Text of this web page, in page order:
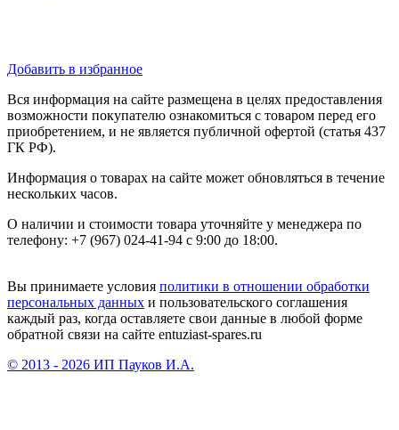
Добавить в избранное
Вся информация на сайте размещена в целях предоставления
возможности покупателю ознакомиться с товаром перед его
приобретением, и не является публичной офертой (статья 437
ГК РФ).
Информация о товарах на сайте может обновляться в течение
нескольких часов.
О наличии и стоимости товара уточняйте у менеджера по
телефону: +7 (967) 024-41-94 с 9:00 до 18:00.
Вы принимаете условия политики в отношении обработки
персональных данных и пользовательского соглашения
каждый раз, когда оставляете свои данные в любой форме
обратной связи на сайте entuziast-spares.ru
© 2013 - 2026 ИП Пауков И.А.